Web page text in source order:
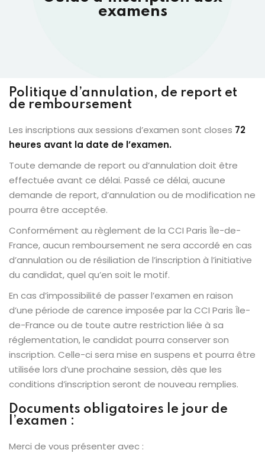
examens
Politique d’annulation, de report et
de remboursement
Les inscriptions aux sessions d’examen sont closes 72
heures avant la date de l’examen.
Toute demande de report ou d’annulation doit être
effectuée avant ce délai. Passé ce délai, aucune
demande de report, d’annulation ou de modification ne
pourra être acceptée.
Conformément au règlement de la CCI Paris Île-de-
France, aucun remboursement ne sera accordé en cas
d’annulation ou de résiliation de l’inscription à l’initiative
du candidat, quel qu’en soit le motif.
En cas d’impossibilité de passer l’examen en raison
d’une période de carence imposée par la CCI Paris Île-
de-France ou de toute autre restriction liée à sa
réglementation, le candidat pourra conserver son
inscription. Celle-ci sera mise en suspens et pourra être
utilisée lors d’une prochaine session, dès que les
conditions d’inscription seront de nouveau remplies.
Documents obligatoires le jour de
l’examen :
Merci de vous présenter avec :